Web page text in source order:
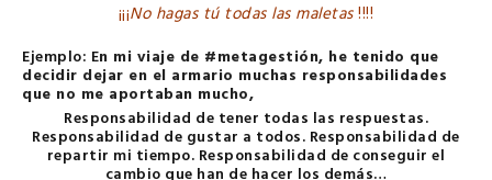
¡¡¡No hagas tú todas las maletas!!!!
Ejemplo: En mi viaje de #metagestión, he tenido que
decidir dejar en el armario muchas responsabilidades
que no me aportaban mucho,
Responsabilidad de tener todas las respuestas.
Responsabilidad de gustar a todos. Responsabilidad de
repartir mi tiempo. Responsabilidad de conseguir el